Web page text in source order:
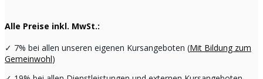
Alle Preise inkl. MwSt.:
✓ 7% bei allen unseren eigenen Kursangeboten (Mit Bildung zum
Gemeinwohl)